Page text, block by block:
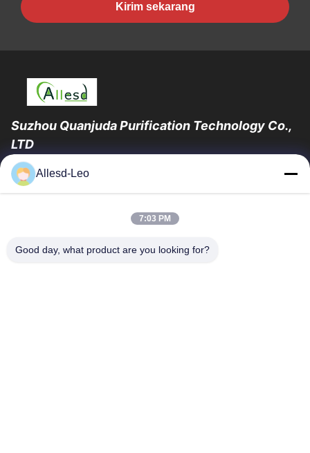
Kirim sekarang
Suzhou Quanjuda Purification Technology Co.,
LTD
Pengalaman 16 tahun, Sebagai produsen dan pengekspor
produk ESD & Cleanroom terkemuka, kami menawarkan jajaran
Rumah
Produk
Allesd-Leo
7:03 PM
Good day, what product are you looking for?